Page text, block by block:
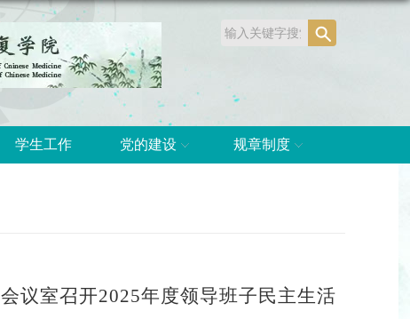
学生工作 党的建设 规章制度
会议室召开2025年度领导班子 民主生活